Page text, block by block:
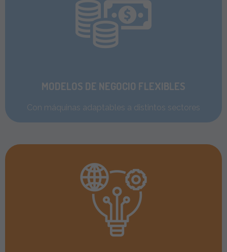
MODELOS DE NEGOCIO FLEXIBLES
Con máquinas adaptables a distintos sectores